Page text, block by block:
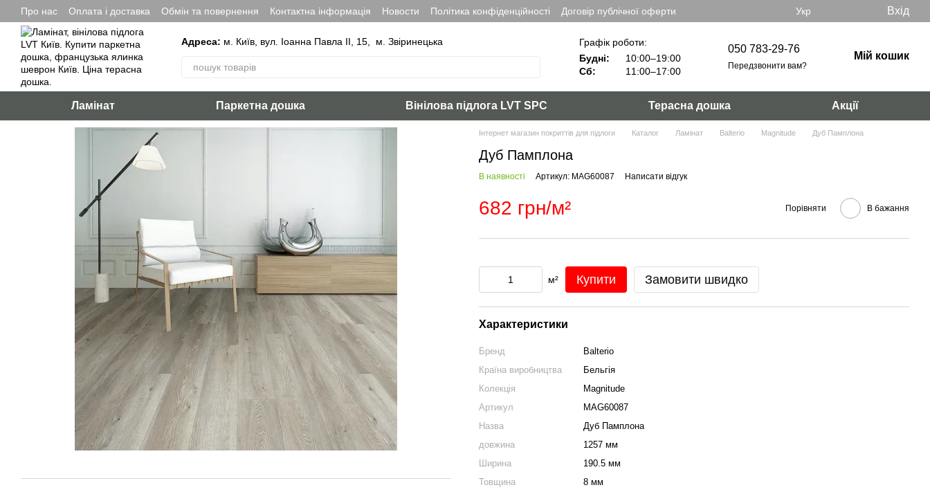
Перейти до основного контенту
Про нас Оплата і доставка Обмін та повернення Контактна інформація Новости Політика конфіденційності Договір публічної оферти Укр Вхід
Адреса: м. Київ, вул. Іоанна Павла ІІ, 15, м. Звіринецька
Графік роботи:
Будні:
10:00–19:00
Сб:
11:00–17:00
050 783-29-76
Передзвонити вам?
Мій кошик
Ламінат Паркетна дошка Вінілова підлога LVT SPC Терасна дошка Акції
Інтернет магазин покриттів для підлоги Каталог Ламінат Balterio Magnitude Дуб Памплона
Дуб Памплона
В наявності Артикул: MAG60087 Написати відгук
682 грн/м² Порівняти В бажання
м² Купити Замовити швидко
Характеристики
Бренд
Balterio
Країна виробництва
Бельгія
Колекція
Magnitude
Артикул
MAG60087
Назва
Дуб Памплона
довжина
1257 мм
Ширина
190.5 мм
Товщина
8 мм